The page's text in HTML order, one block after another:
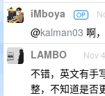
iMboya OP
@kalman03 啊
LAMBO Nov
不错，英文有手
整，不知道是否